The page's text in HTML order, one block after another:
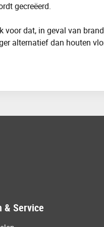
gecreëerd.
voor dat, in geval van
alternatief dan houten
& Service